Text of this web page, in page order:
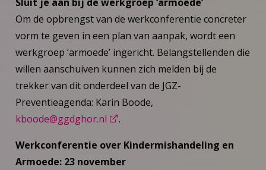
Om de opbrengst van de werkconferentie concreter
vorm te geven in een plan van aanpak, wordt een
werkgroep ‘armoede’ ingericht. Belangstellenden die
willen aanschuiven kunnen zich melden bij de
trekker van dit onderdeel van de JGZ-
Preventieagenda: Karin Boode,
kboode@ggdghor.nl
.
Werkconferentie over Kindermishandeling en
Armoede: 23 november